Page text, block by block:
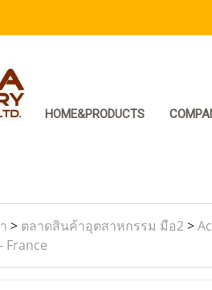
HOME&PRODUCTS
> ตลาดสินค้าอุตสาหกรรม มือ2>